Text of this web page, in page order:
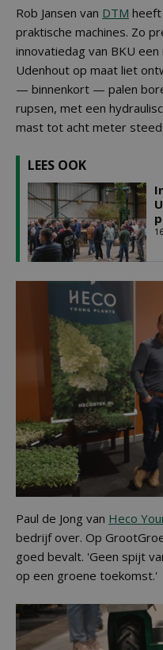
Rob Jansen van DTM heeft
praktische machines. Zo
innovatiedag van BKU
Udenhout op maat liet
— binnenkort — palen
rupsen, met een
mast tot acht meter
LEES OOK
Paul de Jong van Heco
bedrijf over. Op
goed bevalt. 'Geen spijt
op een groene toekomst.'